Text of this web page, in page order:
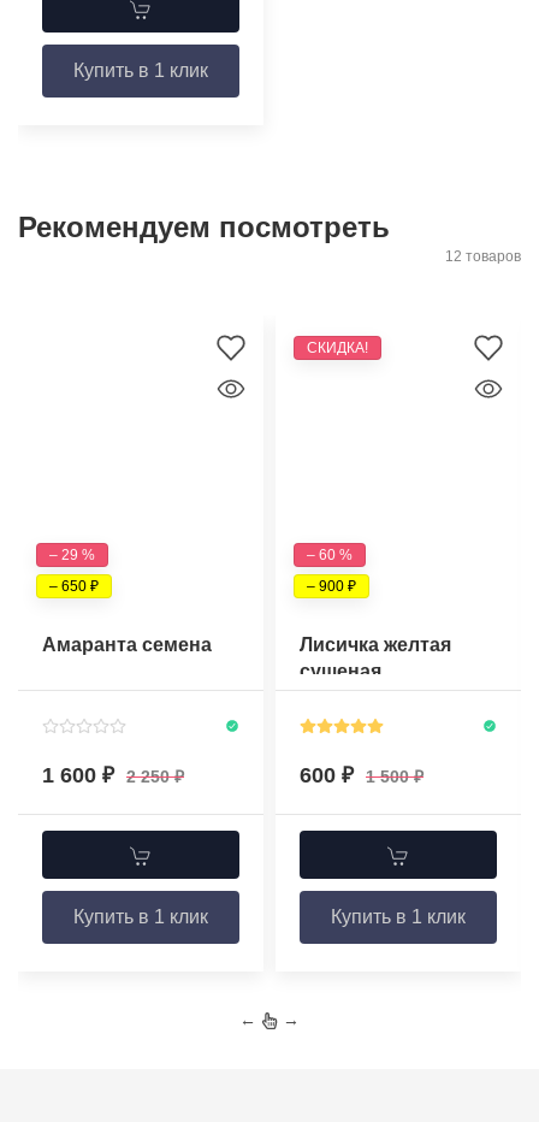
Купить в 1 клик
Рекомендуем посмотреть
12 товаров
– 29 %
– 650
Амаранта семена
1 600 2 250
Купить в 1 клик
СКИДКА!
– 60 %
– 900
Лисичка желтая
сушеная
600 1 500
Купить в 1 клик
← →